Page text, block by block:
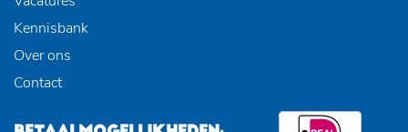
Kennisbank
Over ons
Contact